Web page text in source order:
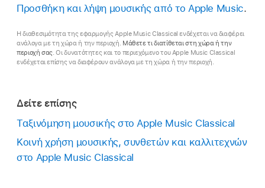
Προσθήκη και λήψη μουσικής από το Apple Music.
Η διαθεσιμότητα της εφαρμογής Apple Music Classical ενδέχεται να διαφέρει
ανάλογα με τη χώρα ή την περιοχή. Μάθετε τι διατίθεται στη χώρα ή την
περιοχή σας. Οι δυνατότητες και το περιεχόμενο του Apple Music Classical
ενδέχεται επίσης να διαφέρουν ανάλογα με τη χώρα ή την περιοχή.
Δείτε επίσης
Ταξινόμηση μουσικής στο Apple Music Classical
Κοινή χρήση μουσικής, συνθετών και καλλιτεχνών
στο Apple Music Classical